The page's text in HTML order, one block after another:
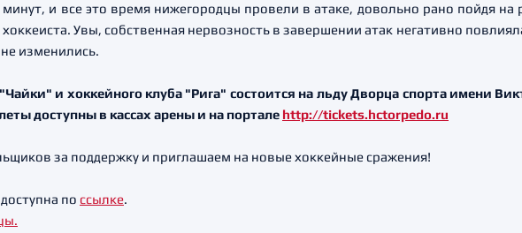
минут, и все это время нижегородцы провели в атаке, довольно рано пойдя на
Увы, собственная нервозность в завершении атак негативно
изменились.
и хоккейного клуба "Рига" состоится на льду Дворца спорта имени
доступны в кассах арены и на портале http://tickets.hctorpedo.ru
за поддержку и приглашаем на новые хоккейные сражения!
по ссылке.